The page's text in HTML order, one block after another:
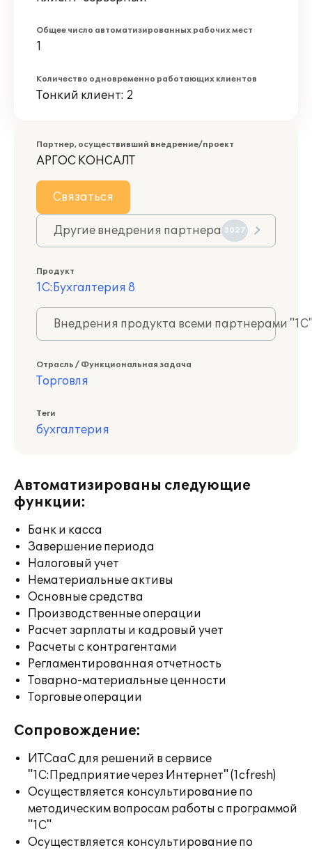
Общее число автоматизированных рабочих мест
1
Количество одновременно работающих клиентов
Тонкий клиент: 2
Партнер, осуществивший внедрение/проект
АРГОС КОНСАЛТ
Связаться
Другие внедрения партнера 3027
Продукт
1С:Бухгалтерия 8
Внедрения продукта всеми партнерами
Отрасль / Функциональная задача
Торговля
Теги
бухгалтерия
Автоматизированы следующие
функции:
Банк и касса
Завершение периода
Налоговый учет
Нематериальные активы
Основные средства
Производственные операции
Расчет зарплаты и кадровый учет
Расчеты с контрагентами
Регламентированная отчетность
Товарно-материальные ценности
Торговые операции
Сопровождение:
ИТСааС для решений в сервисе
"1С:Предприятие через Интернет" (1cfresh)
Осуществляется консультирование по
методическим вопросам работы с программой
"1С"
Осуществляется консультирование по